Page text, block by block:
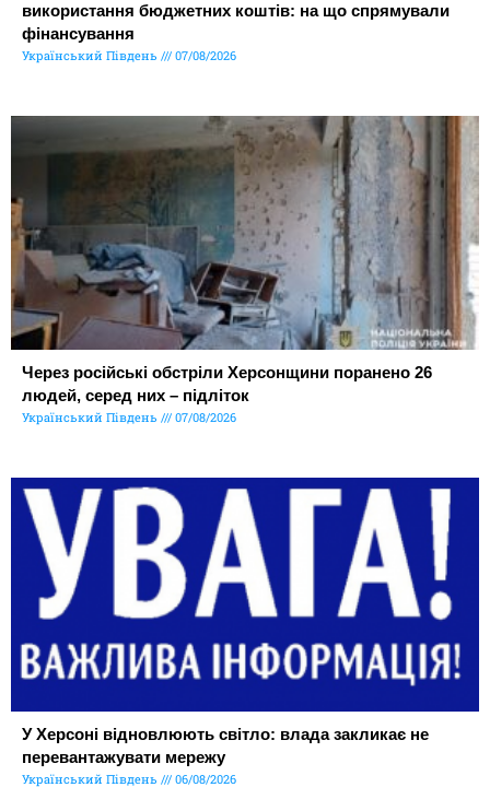
використання бюджетних коштів: на що спрямували
фінансування
Український Південь 07/08/2026
Через російські обстріли Херсонщини поранено 26
людей, серед них – підліток
Український Південь 07/08/2026
У Херсоні відновлюють світло: влада закликає не
перевантажувати мережу
Український Південь 06/08/2026